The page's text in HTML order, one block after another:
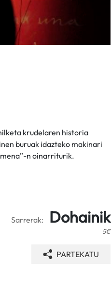
krudelaren historia
buruak idazteko makinari
n oinarriturik.
Sarrerak: Dohainik
5€
PARTEKATU